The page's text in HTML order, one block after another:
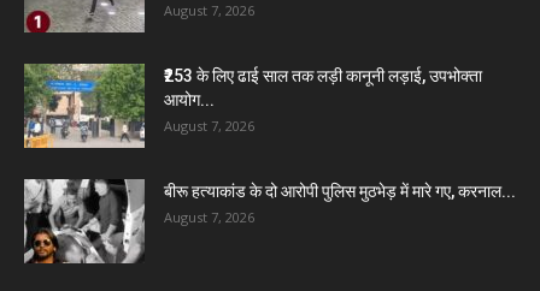
August 7, 2026
₹253 के लिए ढाई साल तक लड़ी कानूनी लड़ाई, उपभोक्ता
आयोग...
August 7, 2026
बीरू हत्याकांड के दो आरोपी पुलिस मुठभेड़ में मारे गए, करनाल...
August 7, 2026